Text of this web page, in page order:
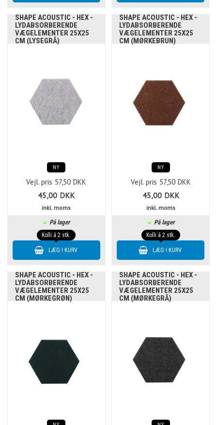
SHAPE ACOUSTIC - HEX -
LYDABSORBERENDE
VÆGELEMENTER 25X25
CM (LYSEGRÅ)
NY
Vejl. pris 57,50 DKK
45,00 DKK
inkl. moms
På lager
Kolli á 2 stk.
SHAPE ACOUSTIC - HEX -
LYDABSORBERENDE
VÆGELEMENTER 25X25
CM (MØRKEBRUN)
NY
Vejl. pris 57,50 DKK
45,00 DKK
inkl. moms
På lager
Kolli á 2 stk.
SHAPE ACOUSTIC - HEX -
LYDABSORBERENDE
VÆGELEMENTER 25X25
CM (MØRKEGRØN)
SHAPE ACOUSTIC - HEX -
LYDABSORBERENDE
VÆGELEMENTER 25X25
CM (MØRKEGRÅ)